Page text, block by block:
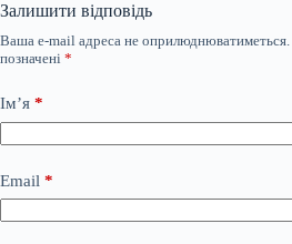
Залишити відповідь
Ваша e-mail адреса не оприлюднюватиметься.
позначені *
Ім’я *
Email *